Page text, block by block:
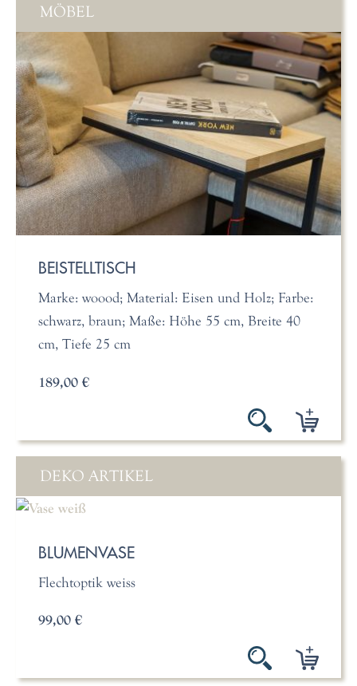
MÖBEL
BEISTELLTISCH
Marke: woood; Material: Eisen und Holz; Farbe:
schwarz, braun; Maße: Höhe 55 cm, Breite 40
cm, Tiefe 25 cm
189,00 €
DEKO ARTIKEL
BLUMENVASE
Flechtoptik weiss
99,00 €